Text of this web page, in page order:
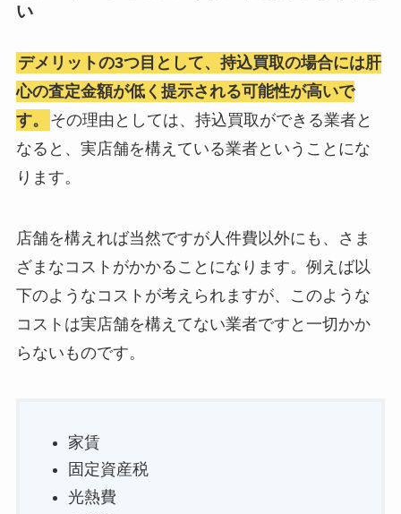
い
デメリットの3つ目として、持込買取の場合には肝
心の査定金額が低く提示される可能性が高いで
す。
その理由としては、持込買取ができる業者と
なると、実店舗を構えている業者ということにな
ります。
店舗を構えれば当然ですが人件費以外にも、さま
ざまなコストがかかることになります。例えば以
下のようなコストが考えられますが、このような
コストは実店舗を構えてない業者ですと一切かか
らないものです。
家賃
固定資産税
光熱費